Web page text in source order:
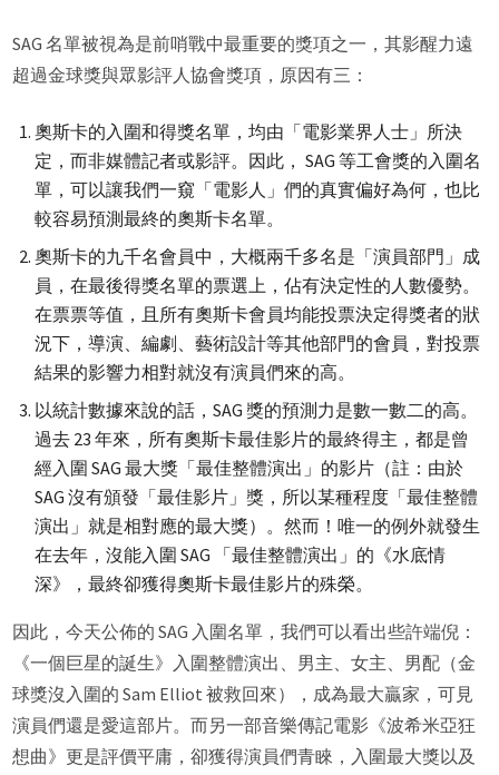
SAG 名單被視為是前哨戰中最重要的獎項之一，其影醒力遠
超過金球獎與眾影評人協會獎項，原因有三：
奧斯卡的入圍和得獎名單，均由「電影業界人士」所決
定，而非媒體記者或影評。因此， SAG 等工會獎的入圍名
單，可以讓我們一窺「電影人」們的真實偏好為何，也比
較容易預測最終的奧斯卡名單。
奧斯卡的九千名會員中，大概兩千多名是「演員部門」成
員，在最後得獎名單的票選上，佔有決定性的人數優勢。
在票票等值，且所有奧斯卡會員均能投票決定得獎者的狀
況下，導演、編劇、藝術設計等其他部門的會員，對投票
結果的影響力相對就沒有演員們來的高。
以統計數據來說的話，SAG 獎的預測力是數一數二的高。
過去 23 年來，所有奧斯卡最佳影片的最終得主，都是曾
經入圍 SAG 最大獎「最佳整體演出」的影片（註：由於
SAG 沒有頒發「最佳影片」獎，所以某種程度「最佳整體
演出」就是相對應的最大獎）。然而！唯一的例外就發生
在去年，沒能入圍 SAG 「最佳整體演出」的《水底情
深》，最終卻獲得奧斯卡最佳影片的殊榮。
因此，今天公佈的 SAG 入圍名單，我們可以看出些許端倪：
《一個巨星的誕生》入圍整體演出、男主、女主、男配（金
球獎沒入圍的 Sam Elliot 被救回來），成為最大贏家，可見
演員們還是愛這部片。而另一部音樂傳記電影《波希米亞狂
想曲》更是評價平庸，卻獲得演員們青睞，入圍最大獎以及